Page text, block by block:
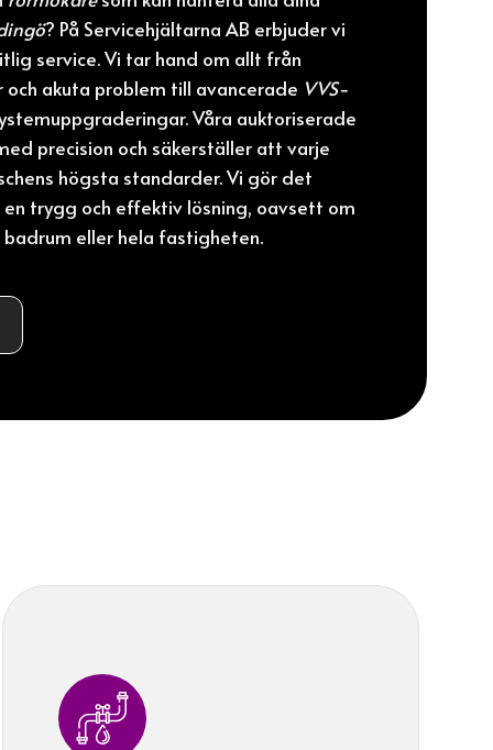
? På Servicehjältarna AB erbjuder vi
service. Vi tar hand om allt från
akuta problem till avancerade VVS-
Våra auktoriserade
precision och säkerställer att varje
högsta standarder. Vi gör det
trygg och effektiv lösning, oavsett om
eller hela fastigheten.